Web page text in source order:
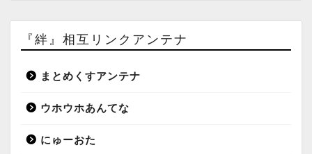
『絆』相互リンクアンテナ
まとめくすアンテナ
ウホウホあんてな
にゅーおた